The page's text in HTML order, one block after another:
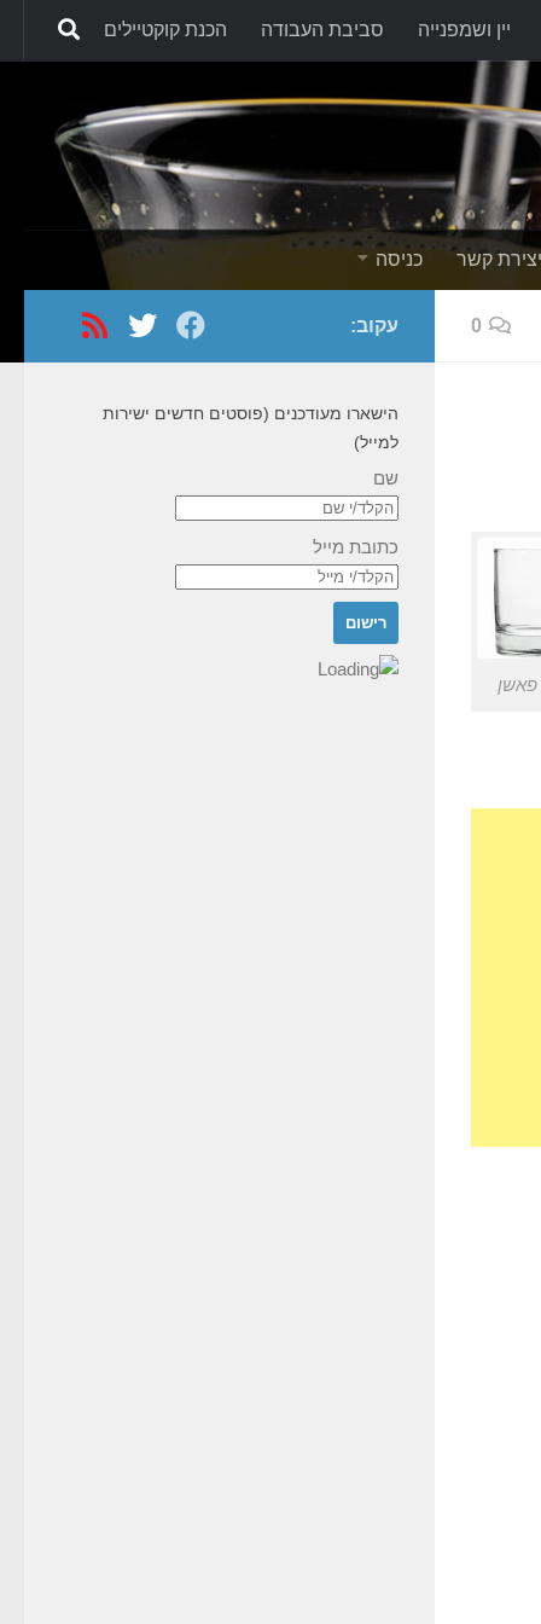
Skip to content יין ושמפנייה סביבת העבודה הכנת קוקטיילים
יצירת קשר כניסה
0
פאשן
עקוב:
הישארו מעודכנים (פוסטים חדשים ישירות
למייל)
שם
כתובת מייל